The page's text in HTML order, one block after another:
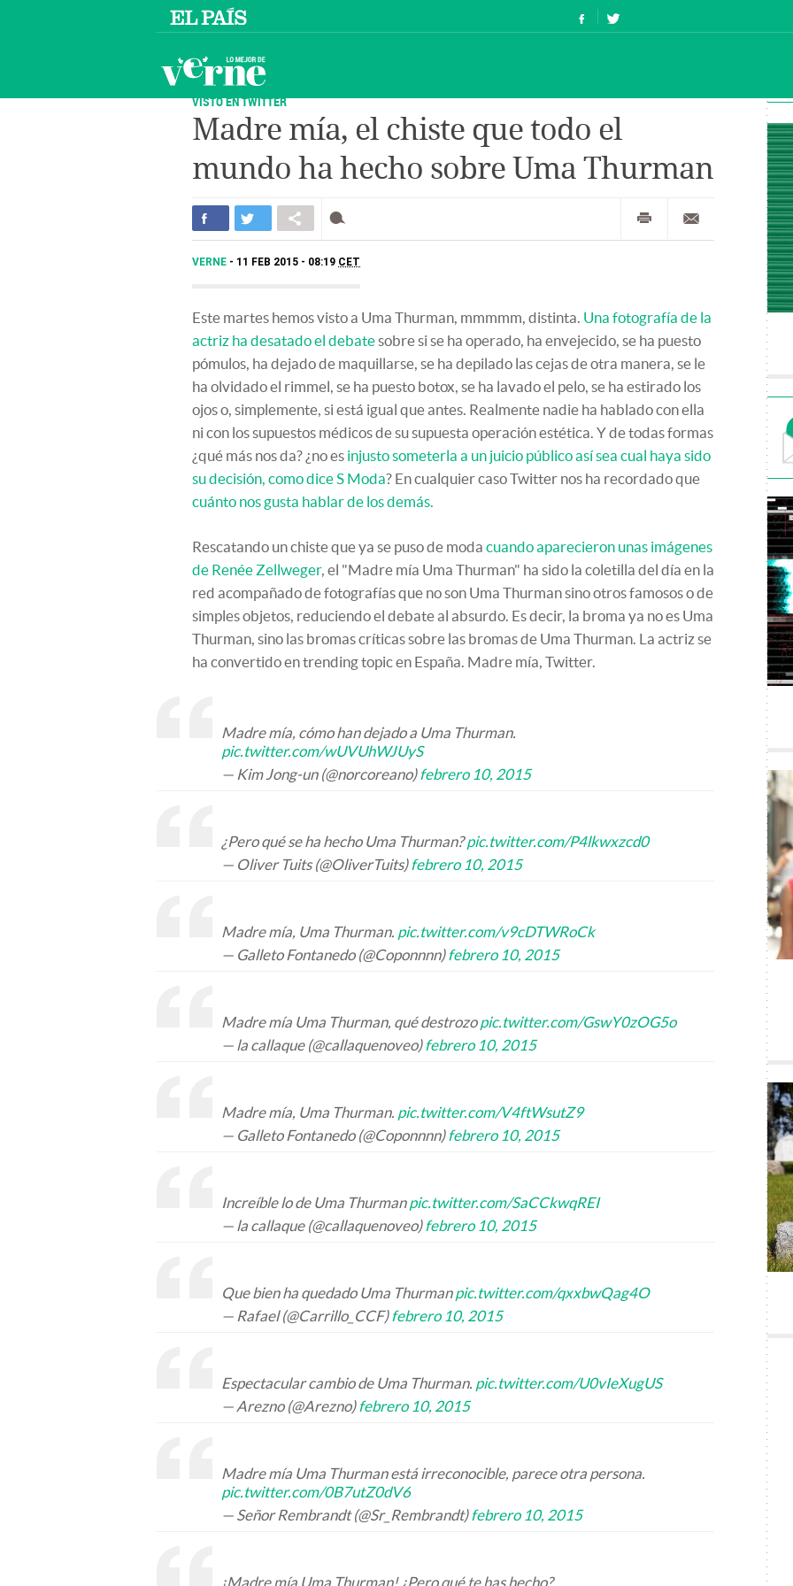
VISTO EN TWITTER
Madre mía, el chiste que todo el
mundo ha hecho sobre Uma Thurman
VERNE 11 FEB 2015 - 08:19 CET
Este martes hemos visto a Uma Thurman, mmmmm, distinta. Una fotografía de la
actriz ha desatado el debatesobre si se ha operado, ha envejecido, se ha puesto
pómulos, ha dejado de maquillarse, se ha depilado las cejas de otra manera, se le
ha olvidado el rimmel, se ha puesto botox, se ha lavado el pelo, se ha estirado los
ojos o, simplemente, si está igual que antes. Realmente nadie ha hablado con ella
ni con los supuestos médicos de su supuesta operación estética. Y de todas formas
¿qué más nos da? ¿no es injusto someterla a un juicio público así sea cual haya sido
su decisión, como dice S Moda? En cualquier caso Twitter nos ha recordado que
cuánto nos gusta hablar de los demás.
Rescatando un chiste que ya se puso de moda cuando aparecieron unas imágenes
de Renée Zellweger, el "Madre mía Uma Thurman" ha sido la coletilla del día en la
red acompañado de fotografías que no son Uma Thurman sino otros famosos o de
simples objetos, reduciendo el debate al absurdo. Es decir, la broma ya no es Uma
Thurman, sino las bromas críticas sobre las bromas de Uma Thurman. La actriz se
ha convertido en trending topic en España. Madre mía, Twitter.
Madre mía, cómo han dejado a Uma Thurman.
pic.twitter.com/wUVUhWJUyS
— Kim Jong-un (@norcoreano) febrero 10, 2015
¿Pero qué se ha hecho Uma Thurman?pic.twitter.com/P4lkwxzcd0
— Oliver Tuits (@OliverTuits) febrero 10, 2015
Madre mía, Uma Thurman. pic.twitter.com/v9cDTWRoCk
— Galleto Fontanedo (@Coponnnn) febrero 10, 2015
Madre mía Uma Thurman, qué destrozopic.twitter.com/GswY0zOG5o
— la callaque (@callaquenoveo) febrero 10, 2015
Madre mía, Uma Thurman. pic.twitter.com/V4ftWsutZ9
— Galleto Fontanedo (@Coponnnn) febrero 10, 2015
Increíble lo de Uma Thurmanpic.twitter.com/SaCCkwqREI
— la callaque (@callaquenoveo) febrero 10, 2015
Que bien ha quedado Uma Thurmanpic.twitter.com/qxxbwQag4O
— Rafael (@Carrillo_CCF) febrero 10, 2015
Espectacular cambio de Uma Thurman. pic.twitter.com/U0vIeXugUS
— Arezno (@Arezno) febrero 10, 2015
Madre mía Uma Thurman está irreconocible, parece otra persona.
pic.twitter.com/0B7utZ0dV6
— Señor Rembrandt (@Sr_Rembrandt) febrero 10, 2015
¡Madre mía Uma Thurman! ¿Pero qué te has hecho?